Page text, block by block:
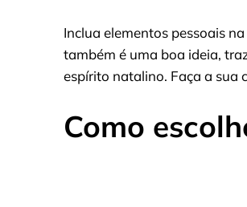
Inclua elementos pessoais
também é uma boa ideia,
espírito natalino. Faça a sua
Como